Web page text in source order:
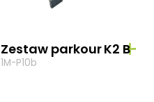
Zestaw parkour K2 B
1M-P10b